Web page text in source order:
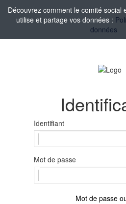
Découvrez comment le comité social
utilise et partage vos données :
données
Identifiant
Mot de passe
Mot de passe